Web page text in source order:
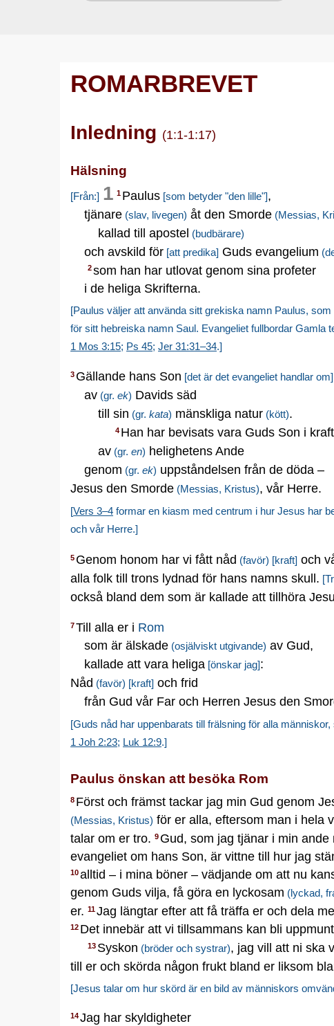
ROMARBREVET
Inledning (1:1-1:17)
Hälsning
[Från:] 1 1 Paulus [som betyder "den lille"],
tjänare (slav, livegen) åt den Smorde (Messias,
kallad till apostel (budbärare)
och avskild för [att predika] Guds evangelium
2som han har utlovat genom sina profeter
i de heliga Skrifterna.
[Paulus väljer att använda sitt grekiska namn Paulus,
för sitt hebreiska namn Saul. Evangeliet fullbordar Gamla
1 Mos 3:15; Ps 45; Jer 31:31–34.]
3 Gällande hans Son [det är det evangeliet handlar om]
av (gr. ek) Davids säd
till sin (gr. kata) mänskliga natur (kött).
4 Han har bevisats vara Guds Son i kraft
av (gr. en) helighetens Ande
genom (gr. ek) uppståndelsen från de döda –
Jesus den Smorde (Messias, Kristus), vår Herre.
[Vers 3–4 formar en kiasm med centrum i hur Jesus har
och vår Herre.]
5 Genom honom har vi fått nåd (favör) [kraft] och
alla folk till trons lydnad för hans namns skull.
också bland dem som är kallade att tillhöra
7Till alla er i Rom
som är älskade (osjälviskt utgivande) av Gud,
kallade att vara heliga [önskar jag]:
Nåd (favör) [kraft] och frid
från Gud vår Far och Herren Jesus den
[Guds nåd har uppenbarats till frälsning för alla människor,
1 Joh 2:23; Luk 12:9.]
Paulus önskan att besöka Rom
8 Först och främst tackar jag min Gud genom
(Messias, Kristus) för er alla, eftersom man i hela
talar om er tro. 9 Gud, som jag tjänar i min ande
evangeliet om hans Son, är vittne till hur jag
10alltid – i mina böner – vädjande om att nu
genom Guds vilja, få göra en lyckosam (lyckad,
er. 11Jag längtar efter att få träffa er och dela
12 Det innebär att vi tillsammans kan bli
13 Syskon (bröder och systrar), jag vill att ni ska
till er och skörda någon frukt bland er liksom
[Jesus talar om hur skörd är en bild av människors
14Jag har skyldigheter